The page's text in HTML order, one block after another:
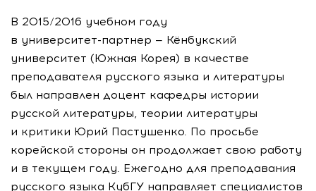
В 2015/2016 учебном году
в университет-партнер — Кёнбукский
университет (Южная Корея) в качестве
преподавателя русского языка и литературы
был направлен доцент кафедры истории
русской литературы, теории литературы
и критики Юрий Пастушенко. По просьбе
корейской стороны он продолжает свою работу
и в текущем году. Ежегодно для преподавания
русского языка КубГУ направляет специалистов